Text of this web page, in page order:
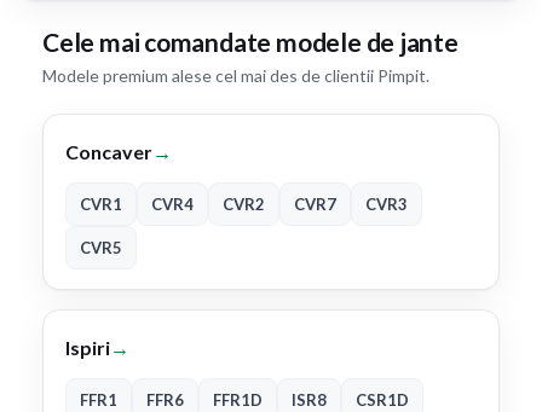
Cele mai comandate modele de jante
Modele premium alese cel mai des de clientii Pimpit.
Concaver→
CVR1 CVR4 CVR2 CVR7 CVR3
CVR5
Ispiri→
FFR1 FFR6 FFR1D ISR8 CSR1D